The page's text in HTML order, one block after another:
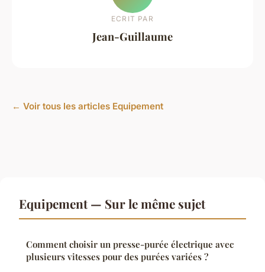
ECRIT PAR
Jean-Guillaume
← Voir tous les articles Equipement
Equipement — Sur le même sujet
Comment choisir un presse-purée électrique avec
plusieurs vitesses pour des purées variées ?